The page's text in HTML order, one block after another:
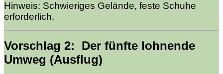
Hinweis: Schwieriges Gelände, feste Schuhe
erforderlich.
Vorschlag 2: Der fünfte lohnende
Umweg (Ausflug)